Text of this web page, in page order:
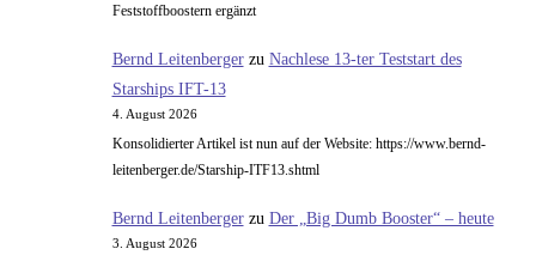
Feststoffboostern ergänzt
Bernd Leitenbergerzu Nachlese 13-ter Teststart des
Starships IFT-13
4. August 2026
Konsolidierter Artikel ist nun auf der Website: https://www.bernd-
leitenberger.de/Starship-ITF13.shtml
Bernd Leitenbergerzu Der „Big Dumb Booster“ – heute
3. August 2026